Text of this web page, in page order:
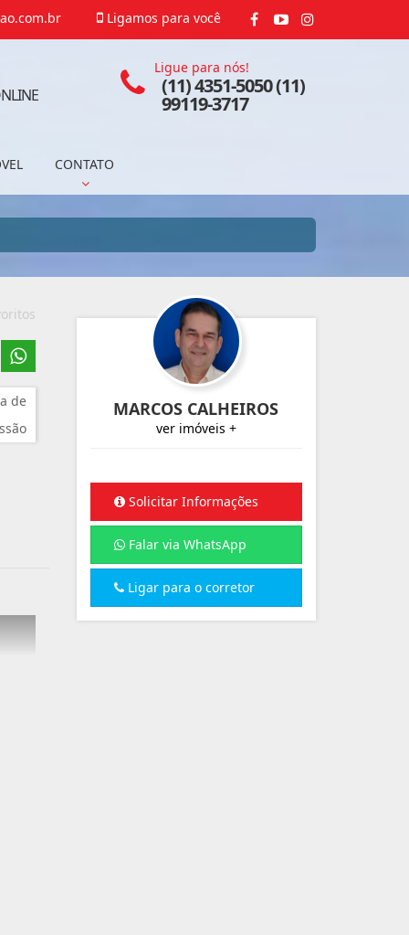
Ligamos para você
CONTATO
Ligue para nós!
(11) 4351-5050 (11)
99119-3717
de
MARCOS CALHEIROS
ver imóveis +
Solicitar Informações
Falar via WhatsApp
Ligar para o corretor